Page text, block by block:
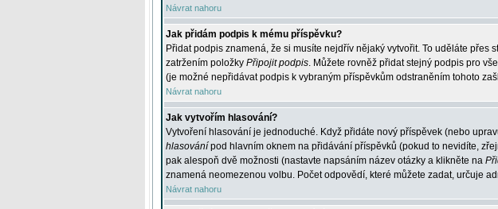
Návrat nahoru
Jak přidám podpis k mému příspěvku?
Přidat podpis znamená, že si musíte nejdřív nějaký vytvořit. To uděláte přes
zatržením položky Připojit podpis. Můžete rovněž přidat stejný podpis pro
(je možné nepřidávat podpis k vybraným příspěvkům odstraněním tohoto
Návrat nahoru
Jak vytvořím hlasování?
Vytvoření hlasování je jednoduché. Když přidáte nový příspěvek (nebo
hlasování pod hlavním oknem na přidávání příspěvků (pokud to nevidíte,
pak alespoň dvě možnosti (nastavte napsáním název otázky a klikněte na
znamená neomezenou volbu. Počet odpovědí, které můžete zadat, určuje
Návrat nahoru